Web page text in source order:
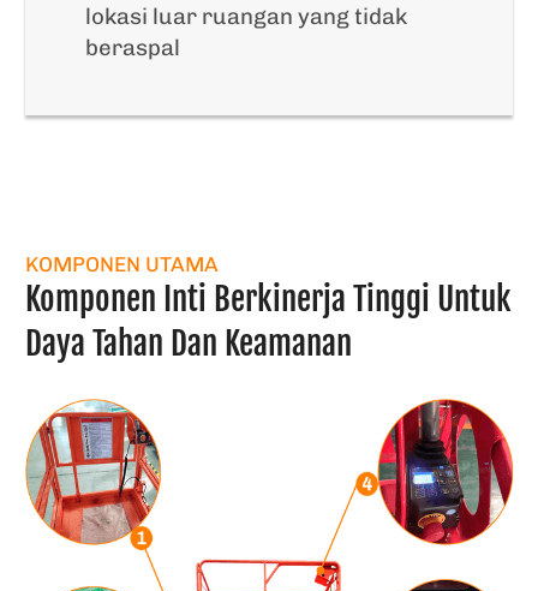
lokasi luar ruangan yang tidak
beraspal
KOMPONEN UTAMA
Komponen Inti Berkinerja Tinggi Untuk
Daya Tahan Dan Keamanan